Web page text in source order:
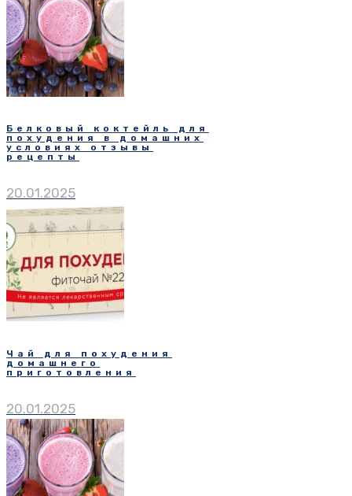
Белковый коктейль для
похудения в домашних
условиях отзывы
рецепты
20.01.2025
Чай для похудения
домашнего
приготовления
20.01.2025